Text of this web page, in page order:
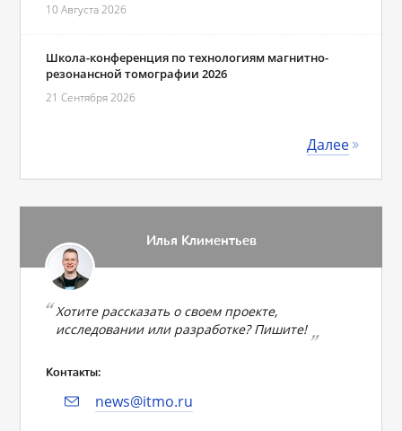
10 Августа 2026
Школа-конференция по технологиям магнитно-
резонансной томографии 2026
21 Сентября 2026
Далее
Илья Климентьев
Хотите рассказать о своем проекте,
исследовании или разработке? Пишите!
Контакты:
news@itmo.ru